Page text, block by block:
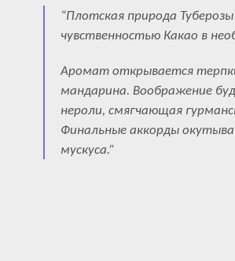
“Плотская природа
чувственностью Какао в
Аромат открывается
мандарина. Воображение
нероли, смягчающая
Финальные аккорды
мускуса.”